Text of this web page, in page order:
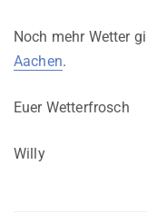
Noch mehr Wetter
Aachen.
Euer Wetterfrosch
Willy